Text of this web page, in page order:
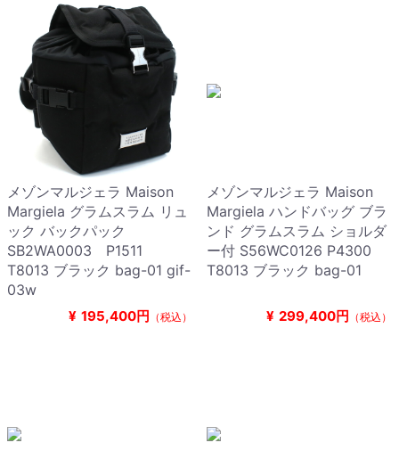
メゾンマルジェラ Maison
Margiela グラムスラム リュ
ック バックパック
SB2WA0003 P1511
T8013 ブラック bag-01 gif-
03w
¥ 195,400円 （税込）
メゾンマルジェラ Maison
Margiela ハンドバッグ ブラ
ンド グラムスラム ショルダ
ー付 S56WC0126 P4300
T8013 ブラック bag-01
¥ 299,400円 （税込）